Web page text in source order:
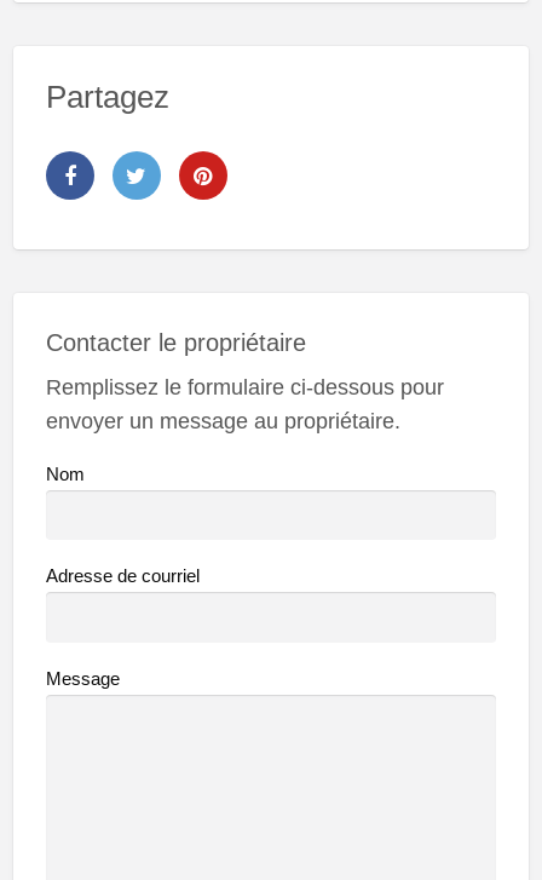
Partagez
Contacter le propriétaire
Remplissez le formulaire ci-dessous pour
envoyer un message au propriétaire.
Nom
Adresse de courriel
Message